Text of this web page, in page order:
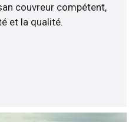
couvreur compétent,
et la qualité.